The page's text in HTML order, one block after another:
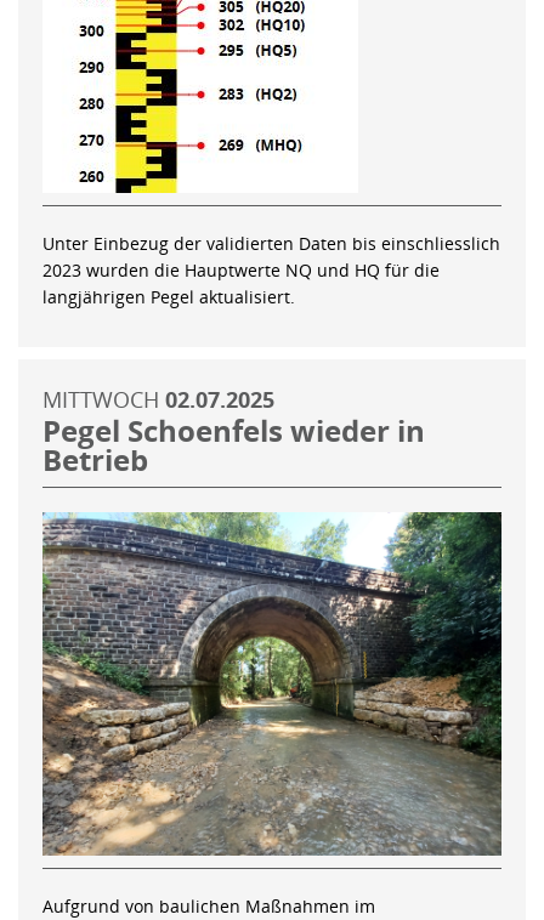
Unter Einbezug der validierten Daten bis einschliesslich
2023 wurden die Hauptwerte NQ und HQ für die
langjährigen Pegel aktualisiert.
MITTWOCH 02.07.2025
Pegel Schoenfels wieder in
Betrieb
Aufgrund von baulichen Maßnahmen im